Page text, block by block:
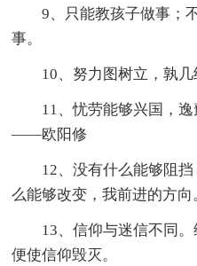
9、只能教孩子做事；
事。
10、努力图树立，孰几
11、忧劳能够兴国，逸
——欧阳修
12、没有什么能够阻
么能够改变，我前进的方向
13、信仰与迷信不同
便使信仰毁灭。